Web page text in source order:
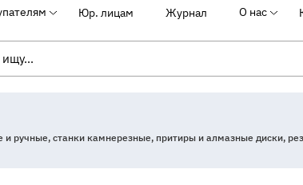
Юр. лицам Журнал О нас
и ручные, станки камнерезные, притиры и алмазные диски,